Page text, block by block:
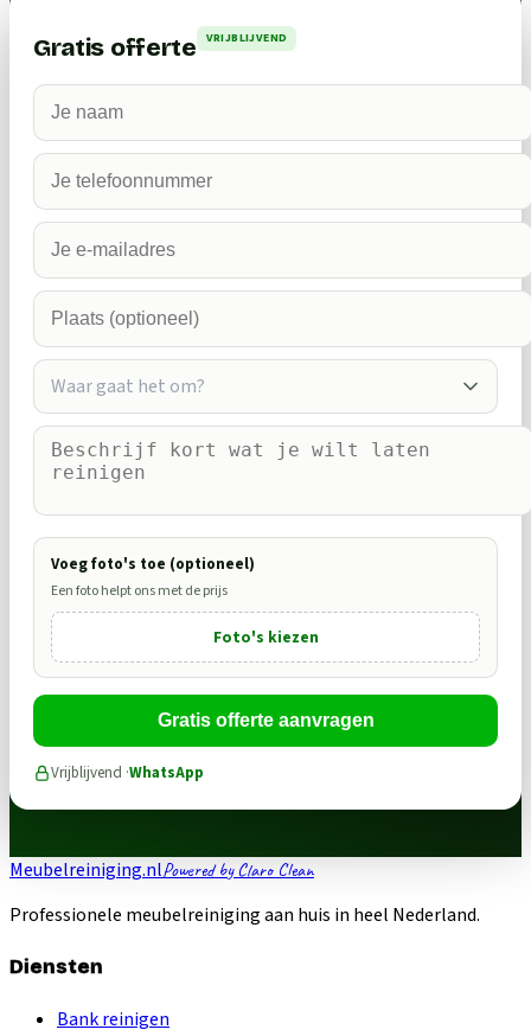
Gratis offerte VRIJBLIJVEND
Waar gaat het om?
Voeg foto's toe (optioneel)
Een foto helpt ons met de prijs
Foto's kiezen
Gratis offerte aanvragen
Vrijblijvend ·WhatsApp
Meubelreiniging.nlPowered by Claro Clean
Professionele meubelreiniging aan huis in heel Nederland.
Diensten
Bank reinigen